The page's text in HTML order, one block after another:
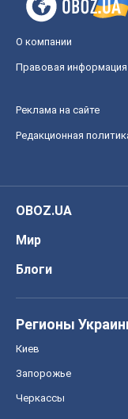
О компании
Правовая информация
Реклама на сайте
Редакционная
OBOZ.UA
Мир
Блоги
Регионы
Киев
Запорожье
Черкассы